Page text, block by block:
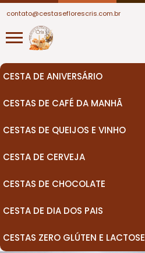
contato@cestaseflorescris.com.br
CESTA DE ANIVERSÁRIO
CESTAS DE CAFÉ DA MANHÃ
CESTAS DE QUEIJOS E VINHO
CESTA DE CERVEJA
CESTAS DE CHOCOLATE
CESTA DE DIA DOS PAIS
CESTAS ZERO GLÚTEN E LACTOSE